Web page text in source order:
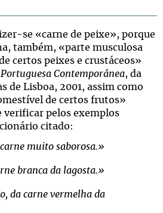
se «carne de peixe», porque
também, «parte musculosa
certos peixes e crustáceos»
Contemporânea, da
de Lisboa, 2001, assim como
de certos frutos»
verificar pelos exemplos
citado:
muito saborosa.»
branca da lagosta.»
da carne vermelha da